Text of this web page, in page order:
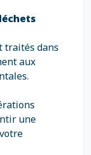
traités dans
aux
une